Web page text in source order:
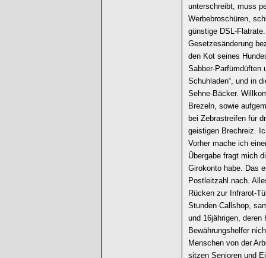
unterschreibt, muss
Werbebroschüren,
günstige DSL-
Gesetzesänderung
den Kot seines
Sabber-Parfümdüften
Schuhladen“, und in
Sehne-Bäcker.
Brezeln, sowie
bei Zebrastreifen für
geistigen Brechreiz.
Vorher mache ich
Übergabe fragt mich
Girokonto habe. Das
Postleitzahl nach.
Rücken zur Infrarot-
Stunden Callshop,
und 16jährigen,
Bewährungshelfer
Menschen von der
sitzen Senioren und